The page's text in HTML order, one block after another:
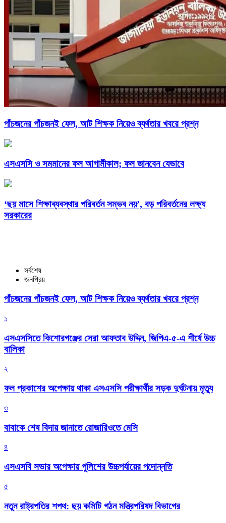
পাঁচজনের পাঁচজনই ফেল, আট শিক্ষক নিয়েও ব্যর্থতার খবরে প্রশ্ন
এসএসসি ও সমমানের ফল আগামীকাল; ফল জানবেন যেভাবে
‘ছয় মাসে শিক্ষাব্যবস্থার পরিবর্তন সম্ভব নয়’, বড় পরিবর্তনের লক্ষ্য
সরকারের
সর্বশেষ
জনপ্রিয়
পাঁচজনের পাঁচজনই ফেল, আট শিক্ষক নিয়েও ব্যর্থতার খবরে প্রশ্ন
১
এসএসসিতে কিশোরগঞ্জের সেরা আফতাব উদ্দিন, জিপিএ-৫-এ শীর্ষে উচ্চ
বালিকা
২
ফল প্রকাশের অপেক্ষায় থাকা এসএসসি পরীক্ষার্থীর সড়ক দুর্ঘটনায় মৃত্যু
৩
বাবাকে শেষ বিদায় জানাতে রোজারিওতে মেসি
৪
এসএসবি সভার অপেক্ষায় পুলিশের উচ্চপর্যায়ের পদোন্নতি
৫
নতুন রাষ্ট্রপতির শপথ: ছয় কমিটি গঠন মন্ত্রিপরিষদ বিভাগের